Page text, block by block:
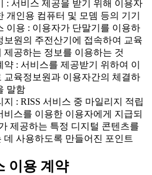
: 서비스 제공을 받기 위해 이용자
개인용 컴퓨터 및 모뎀 등의 기기
이용 : 이용자가 단말기를 이용하
보원의 주전산기에 접속하여 교육
제공하는 정보를 이용하는 것
: 서비스를 제공받기 위하여 이
교육정보원과 이용자간의 체결하
말함
: RISS 서비스 중 마일리지 적립
비스를 이용한 이용자에게 지급되
제공하는 특정 디지털 콘텐츠를
데 사용하도록 만들어진 포인트
이용 계약